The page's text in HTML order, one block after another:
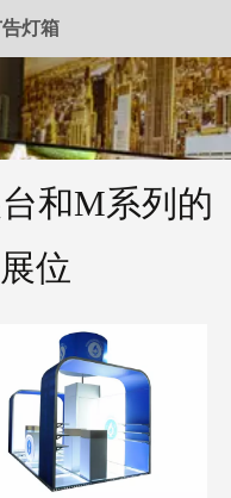
灯箱
布灯箱
和M系列的
位